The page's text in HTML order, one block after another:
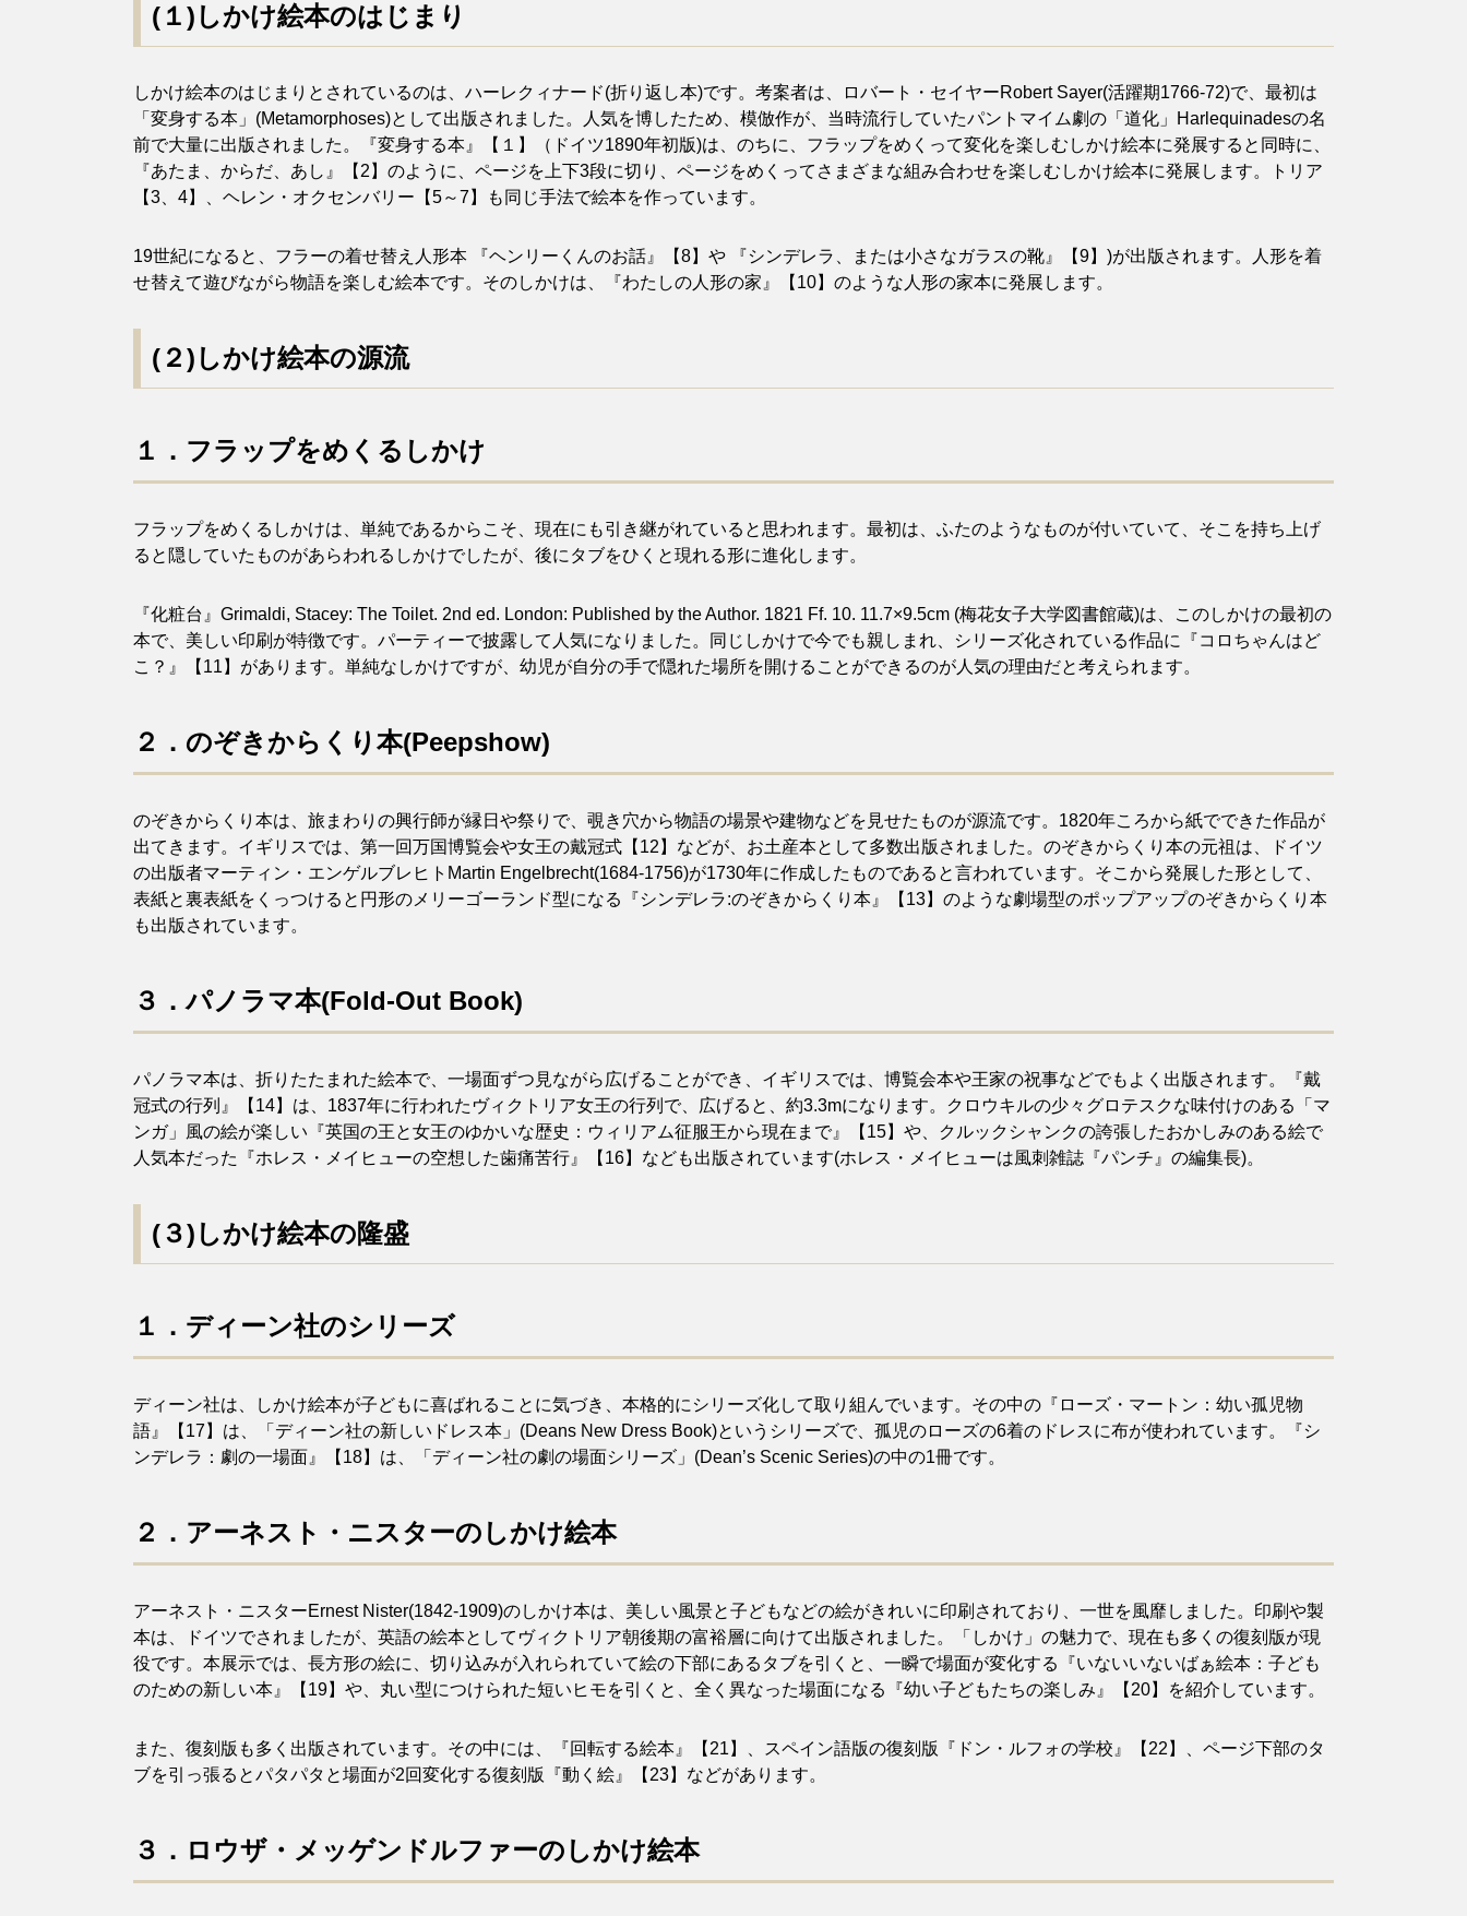
( １)しかけ絵本のはじまり
しかけ絵本のはじまりとされているのは、ハーレクィナード(折り返し本)です。考案者は、ロバート・セイヤーRobert Sayer(活躍期1766-72)で、最初は
「変身する本」(Metamorphoses)として出版されました。人気を博したため、模倣作が、当時流行していたパントマイム劇の「道化」Harlequinadesの名
前で大量に出版されました。『変身する本』【１】（ドイツ1890年初版)は、のちに、フラップをめくって変化を楽しむしかけ絵本に発展すると同時に、
『あたま、からだ、あし』【2】のように、ページを上下3段に切り、ページをめくってさまざまな組み合わせを楽しむしかけ絵本に発展します。トリア
【3、4】、ヘレン・オクセンバリー【5～7】も同じ手法で絵本を作っています。
19世紀になると、フラーの着せ替え人形本 『ヘンリーくんのお話』【8】や 『シンデレラ、または小さなガラスの靴』【9】)が出版されます。人形を着
せ替えて遊びながら物語を楽しむ絵本です。そのしかけは、『わたしの人形の家』【10】のような人形の家本に発展します。
( ２)しかけ絵本の源流
１．フラップをめくるしかけ
フラップをめくるしかけは、単純であるからこそ、現在にも引き継がれていると思われます。最初は、ふたのようなものが付いていて、そこを持ち上げ
ると隠していたものがあらわれるしかけでしたが、後にタブをひくと現れる形に進化します。
『化粧台』Grimaldi, Stacey: The Toilet. 2nd ed. London: Published by the Author. 1821 Ff. 10. 11.7×9.5cm (梅花女子大学図書館蔵)は、このしかけの最初の
本で、美しい印刷が特徴です。パーティーで披露して人気になりました。同じしかけで今でも親しまれ、シリーズ化されている作品に『コロちゃんはど
こ？』【11】があります。単純なしかけですが、幼児が自分の手で隠れた場所を開けることができるのが人気の理由だと考えられます。
２．のぞきからくり本(Peepshow)
のぞきからくり本は、旅まわりの興行師が縁日や祭りで、覗き穴から物語の場景や建物などを見せたものが源流です。1820年ころから紙でできた作品が
出てきます。イギリスでは、第一回万国博覧会や女王の戴冠式【12】などが、お土産本として多数出版されました。のぞきからくり本の元祖は、ドイツ
の出版者マーティン・エンゲルブレヒトMartin Engelbrecht(1684-1756)が1730年に作成したものであると言われています。そこから発展した形として、
表紙と裏表紙をくっつけると円形のメリーゴーランド型になる『シンデレラ:のぞきからくり本』【13】のような劇場型のポップアップのぞきからくり本
も出版されています。
３．パノラマ本(Fold-Out Book)
パノラマ本は、折りたたまれた絵本で、一場面ずつ見ながら広げることができ、イギリスでは、博覧会本や王家の祝事などでもよく出版されます。『戴
冠式の行列』【14】は、1837年に行われたヴィクトリア女王の行列で、広げると、約3.3mになります。クロウキルの少々グロテスクな味付けのある「マ
ンガ」風の絵が楽しい『英国の王と女王のゆかいな歴史：ウィリアム征服王から現在まで』【15】や、クルックシャンクの誇張したおかしみのある絵で
人気本だった『ホレス・メイヒューの空想した歯痛苦行』【16】なども出版されています(ホレス・メイヒューは風刺雑誌『パンチ』の編集長)。
(３)しかけ絵本の隆盛
１．ディーン社のシリーズ
ディーン社は、しかけ絵本が子どもに喜ばれることに気づき、本格的にシリーズ化して取り組んでいます。その中の『ローズ・マートン：幼い孤児物
語』【17】は、「ディーン社の新しいドレス本」(Deans New Dress Book)というシリーズで、孤児のローズの6着のドレスに布が使われています。『シ
ンデレラ：劇の一場面』【18】は、「ディーン社の劇の場面シリーズ」(Dean’s Scenic Series)の中の1冊です。
２．アーネスト・ニスターのしかけ絵本
アーネスト・ニスターErnest Nister(1842-1909)のしかけ本は、美しい風景と子どもなどの絵がきれいに印刷されており、一世を風靡しました。印刷や製
本は、ドイツでされましたが、英語の絵本としてヴィクトリア朝後期の富裕層に向けて出版されました。「しかけ」の魅力で、現在も多くの復刻版が現
役です。本展示では、長方形の絵に、切り込みが入れられていて絵の下部にあるタブを引くと、一瞬で場面が変化する『いないいないばぁ絵本：子ども
のための新しい本』【19】や、丸い型につけられた短いヒモを引くと、全く異なった場面になる『幼い子どもたちの楽しみ』【20】を紹介しています。
また、復刻版も多く出版されています。その中には、『回転する絵本』【21】、スペイン語版の復刻版『ドン・ルフォの学校』【22】、ページ下部のタ
ブを引っ張るとパタパタと場面が2回変化する復刻版『動く絵』【23】などがあります。
３．ロウザ・メッゲンドルファーのしかけ絵本